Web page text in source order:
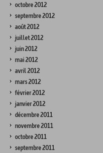
octobre 2012
septembre 2012
août 2012
juillet 2012
juin 2012
mai 2012
avril 2012
mars 2012
février 2012
janvier 2012
décembre 2011
novembre 2011
octobre 2011
septembre 2011